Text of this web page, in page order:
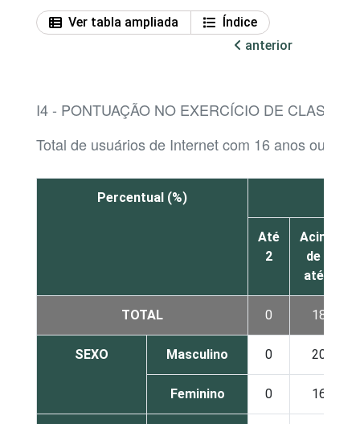
Ver tabla ampliada
Índice
anterior
I4 - PONTUAÇÃO NO EXERCÍCIO DE
Total de usuários de Internet com 16 anos ou mais
Percentual (%)
Até
2
Acima
de 2
até 4
TOTAL 0 18
SEXO Masculino 0 20
Feminino 0 16